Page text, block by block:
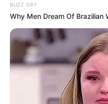
BUZZ DAY
Why Men Dream Of Brazilian